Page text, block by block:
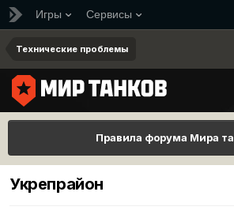
Игры Сервисы
Технические проблемы
Правила форума Мира
Укрепрайон